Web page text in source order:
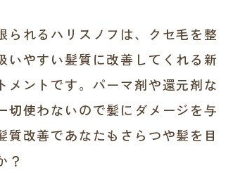
られるハリスノフは、クセ毛を整
いやすい髪質に改善してくれる新
メントです。パーマ剤や還元剤な
切使わないので髪にダメージを与
質改善であなたもさらつや髪を目
？